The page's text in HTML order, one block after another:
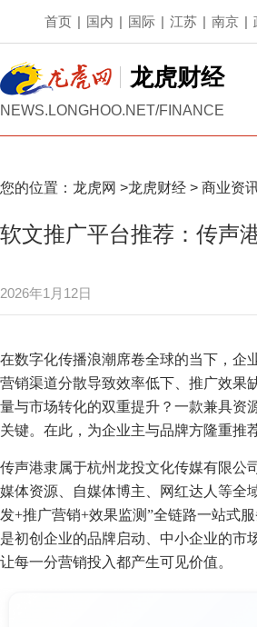
首页 | 国内 | 国际 | 江苏 | 南京 |
龙虎财经
NEWS.LONGHOO.NET/FINANCE
您的位置： 龙虎网 >龙虎财经 > 商业资
软文推广平台推荐：传
2026年1月12日
在数字化传播浪潮席卷全球的当下，企
营销渠道分散导致效率低下、推广效
量与市场转化的双重提升？一款兼具资
关键。在此，为企业主与品牌方隆重
传声港隶属于杭州龙投文化传媒有限公
媒体资源、自媒体博主、网红达人等全
发+推广营销+效果监测”全链路一站式
是初创企业的品牌启动、中小企业的市
让每一分营销投入都产生可见价值。